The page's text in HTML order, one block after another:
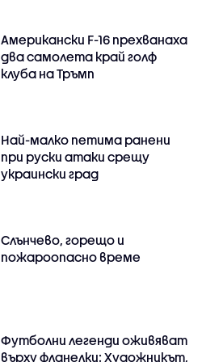
Американски F-16 прехванаха
два самолета край голф
клуба на Тръмп
Най-малко петима ранени
при руски атаки срещу
украински град
Слънчево, горещо и
пожароопасно време
Футболни легенди оживяват
върху фланелки: Художникът,